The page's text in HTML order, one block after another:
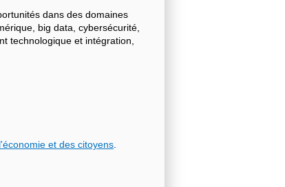
dans des domaines
big data, cybersécurité,
technologique et intégration,
et des citoyens.